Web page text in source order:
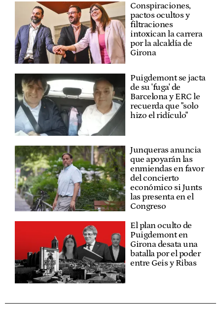
Conspiraciones,
pactos ocultos y
filtraciones
intoxican la carrera
por la alcaldía de
Girona
Puigdemont se jacta
de su 'fuga' de
Barcelona y ERC le
recuerda que "solo
hizo el ridículo"
Junqueras anuncia
que apoyarán las
enmiendas en favor
del concierto
económico si Junts
las presenta en el
Congreso
El plan oculto de
Puigdemont en
Girona desata una
batalla por el poder
entre Geis y Ribas